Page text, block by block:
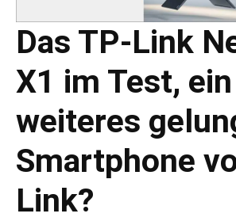
Das TP-Link
X1 im Test, ein
weiteres
Smartphone
Link?